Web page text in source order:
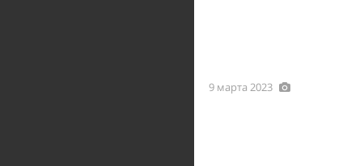
9 марта 2023